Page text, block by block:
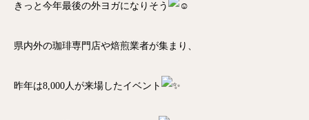
きっと今年最後の外ヨガになりそう
県内外の珈琲専門店や焙煎業者が集まり、
昨年は8,000人が来場したイベント